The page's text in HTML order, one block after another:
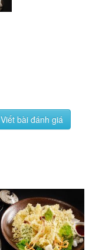
Viết bài đánh giá